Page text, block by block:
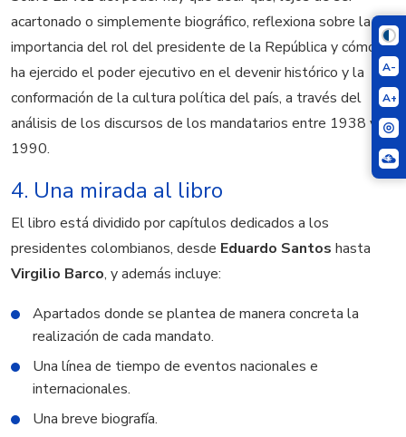
A-
A+
acartonado o simplemente biográfico, reflexiona sobre la
importancia del rol del presidente de la República y cómo se
ha ejercido el poder ejecutivo en el devenir histórico y la
conformación de la cultura política del país, a través del
análisis de los discursos de los mandatarios entre 1938 y
1990.
4. Una mirada al libro
El libro está dividido por capítulos dedicados a los
presidentes colombianos, desde Eduardo Santos hasta
Virgilio Barco, y además incluye:
Apartados donde se plantea de manera concreta la
realización de cada mandato.
Una línea de tiempo de eventos nacionales e
internacionales.
Una breve biografía.